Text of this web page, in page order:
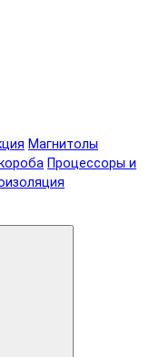
Магнитолы
Процессоры и